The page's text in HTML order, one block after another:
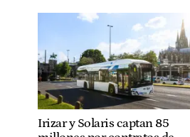
Irizar y Solaris captan 85